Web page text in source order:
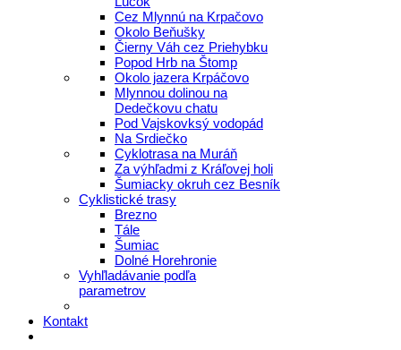
Cez Mlynnú na Krpačovo
Okolo Beňušky
Čierny Váh cez Priehybku
Popod Hrb na Štomp
Okolo jazera Krpáčovo
Mlynnou dolinou na
Dedečkovu chatu
Pod Vajskovksý vodopád
Na Srdiečko
Cyklotrasa na Muráň
Za výhľadmi z Kráľovej holi
Šumiacky okruh cez Besník
Cyklistické trasy
Brezno
Tále
Šumiac
Dolné Horehronie
Vyhľladávanie podľa
parametrov
Kontakt